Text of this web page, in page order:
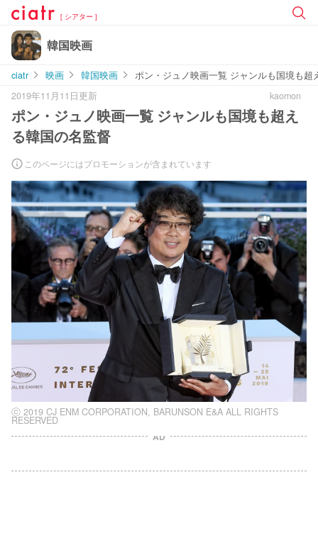
[ シアター ]
韓国映画
ciatr 映画 韓国映画
ポン・ジュノ映画一覧 ジャンルも国境も超
2019年11月11日更新
kaomon
ポン・ジュノ映画一覧 ジャンルも国境も超え
る韓国の名監督
このページにはプロモーションが含まれています
ⓒ 2019 CJ ENM CORPORATION, BARUNSON E&A ALL RIGHTS
RESERVED
AD